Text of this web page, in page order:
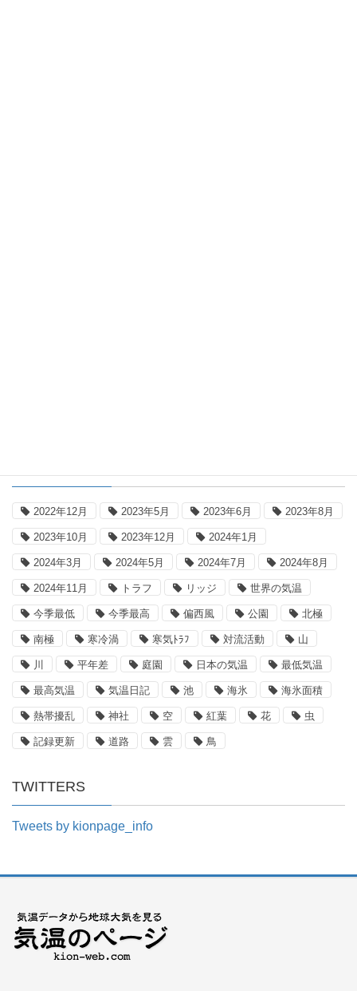
2022年12月 2023年5月 2023年6月 2023年8月
2023年10月 2023年12月 2024年1月
2024年3月 2024年5月 2024年7月 2024年8月
2024年11月 トラフ リッジ 世界の気温
今季最低 今季最高 偏西風 公園 北極
南極 寒冷渦 寒気ﾄﾗﾌ 対流活動 山
川 平年差 庭園 日本の気温 最低気温
最高気温 気温日記 池 海氷 海氷面積
熱帯擾乱 神社 空 紅葉 花 虫
記録更新 道路 雲 鳥
TWITTERS
Tweets by kionpage_info